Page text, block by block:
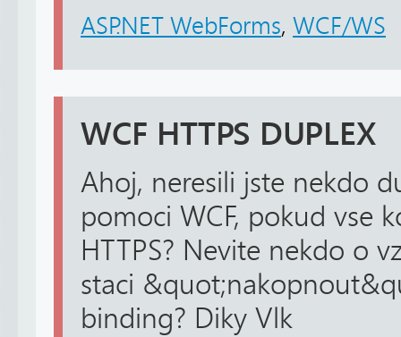
ASP.NET WebForms, WCF/WS
WCF HTTPS DUPLEX
Ahoj, neresili jste nekdo
pomoci WCF, pokud vse
HTTPS? Nevite nekdo o
staci
binding? Diky Vlk